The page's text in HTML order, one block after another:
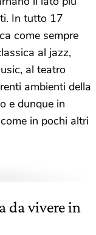
In tutto 17
come sempre
al jazz,
al teatro
ambienti della
e dunque in
in pochi altri
da vivere in